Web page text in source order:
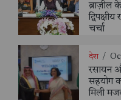
ब्राज़ील
चर्चा
देश /
रसायन
सहयोग
मिली